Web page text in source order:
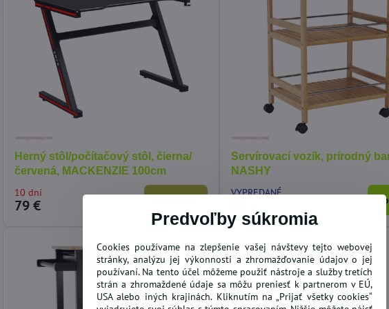
Herný stôl/počítačový stôl, čierna/
červená, MACKENZIE 100cm
10 dní
79 €
Servírovací vozík, prírodný
NASHY
VYPREDANÉ
Detské obliečky PAW PATROL
záchranári 135x100 cm
Obliečky do postieľky bavlnené
100X135 Požiarnik Sam
Do košíka
Predvoľby súkromia
Cookies používame na zlepšenie vašej návštevy tejto webovej
stránky, analýzu jej výkonnosti a zhromažďovanie údajov o jej
používaní. Na tento účel môžeme použiť nástroje a služby tretích
strán a zhromaždené údaje sa môžu preniesť k partnerom v EÚ,
USA alebo iných krajinách. Kliknutím na „Prijať všetky cookies“